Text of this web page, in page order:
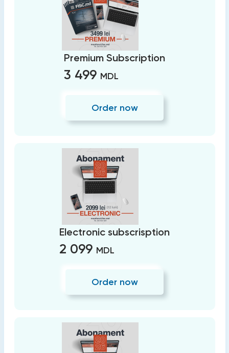
Premium Subscription
3 499 MDL
Order now
Electronic subscrisption
2 099 MDL
Order now